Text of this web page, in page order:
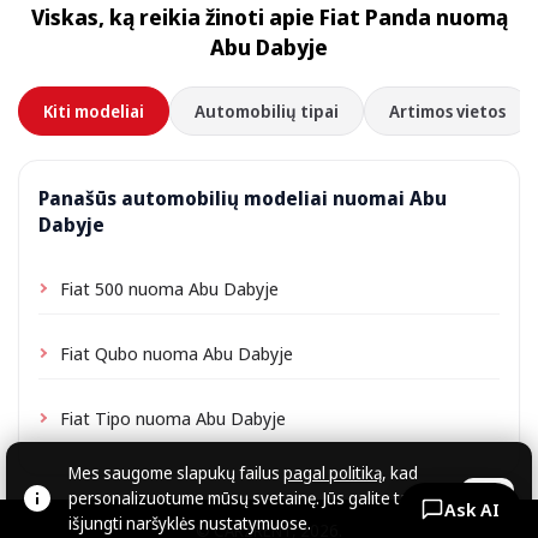
priklausomai nuo vietos gali būti taikomas nedidelis
pristatymo mokestis, visada nurodomas iš anksto.
Viskas, ką reikia žinoti apie Fiat Panda nuomą
Abu Dabyje
Kiti modeliai Automobilių tipai Artimos vietos
Panašūs automobilių modeliai nuomai Abu
Dabyje
Fiat 500 nuoma Abu Dabyje
Fiat Qubo nuoma Abu Dabyje
Fiat Tipo nuoma Abu Dabyje
© CARZRENT, 2026.
Mes saugome slapukų failus pagal politiką, kad
personalizuotume mūsų svetainę. Jūs galite tai
išjungti naršyklės nustatymuose.
Ask AI